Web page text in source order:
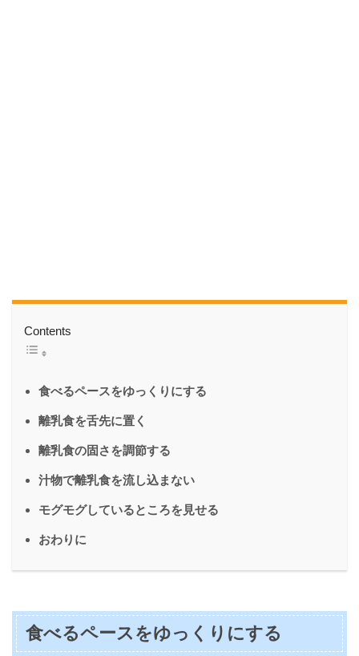
Contents
食べるペースをゆっくりにする
離乳食を舌先に置く
離乳食の固さを調節する
汁物で離乳食を流し込まない
モグモグしているところを見せる
おわりに
食べるペースをゆっくりにする